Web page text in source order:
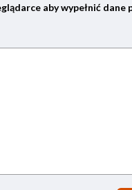
aby wypełnić dane